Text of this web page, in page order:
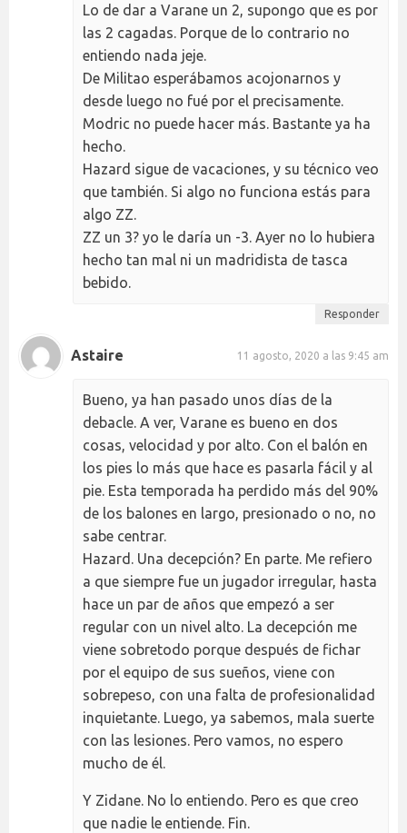
Lo de dar a Varane un 2, supongo que es por
las 2 cagadas. Porque de lo contrario no
entiendo nada jeje.
De Militao esperábamos acojonarnos y
desde luego no fué por el precisamente.
Modric no puede hacer más. Bastante ya ha
hecho.
Hazard sigue de vacaciones, y su técnico veo
que también. Si algo no funciona estás para
algo ZZ.
ZZ un 3? yo le daría un -3. Ayer no lo hubiera
hecho tan mal ni un madridista de tasca
bebido.
Responder
Astaire 11 agosto, 2020 a las 9:45 am
Bueno, ya han pasado unos días de la
debacle. A ver, Varane es bueno en dos
cosas, velocidad y por alto. Con el balón en
los pies lo más que hace es pasarla fácil y al
pie. Esta temporada ha perdido más del 90%
de los balones en largo, presionado o no, no
sabe centrar.
Hazard. Una decepción? En parte. Me refiero
a que siempre fue un jugador irregular, hasta
hace un par de años que empezó a ser
regular con un nivel alto. La decepción me
viene sobretodo porque después de fichar
por el equipo de sus sueños, viene con
sobrepeso, con una falta de profesionalidad
inquietante. Luego, ya sabemos, mala suerte
con las lesiones. Pero vamos, no espero
mucho de él.
Y Zidane. No lo entiendo. Pero es que creo
que nadie le entiende. Fin.